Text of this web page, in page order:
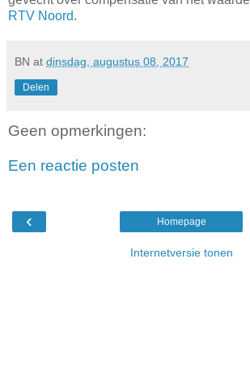
RTV Noord.
BN at dinsdag, augustus 08, 2017
Delen
Geen opmerkingen:
Een reactie posten
‹ Homepage
Internetversie tonen